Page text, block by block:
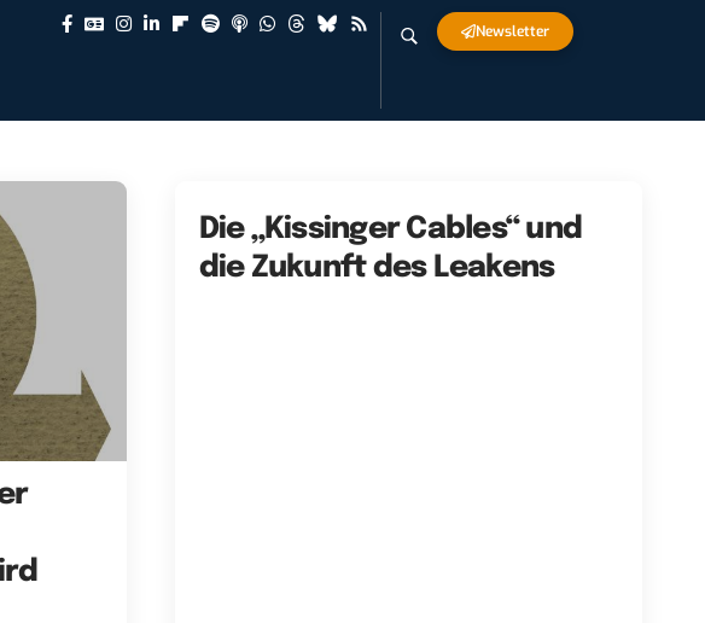
Newsletter
Die „Kissinger Cables“ und
die Zukunft des Leakens